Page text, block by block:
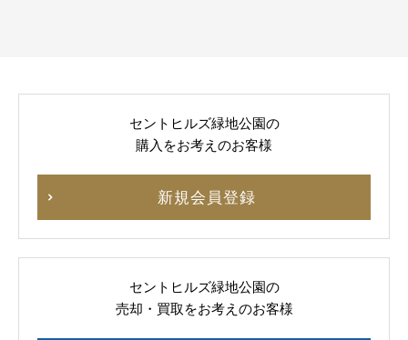
セントヒルズ緑地公園の
購入をお考えのお客様
新規会員登録
セントヒルズ緑地公園の
売却・買取をお考えのお客様